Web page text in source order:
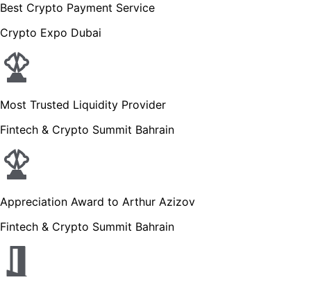
Best Crypto Payment Service
Crypto Expo Dubai
Most Trusted Liquidity Provider
Fintech & Crypto Summit Bahrain
Appreciation Award to Arthur Azizov
Fintech & Crypto Summit Bahrain